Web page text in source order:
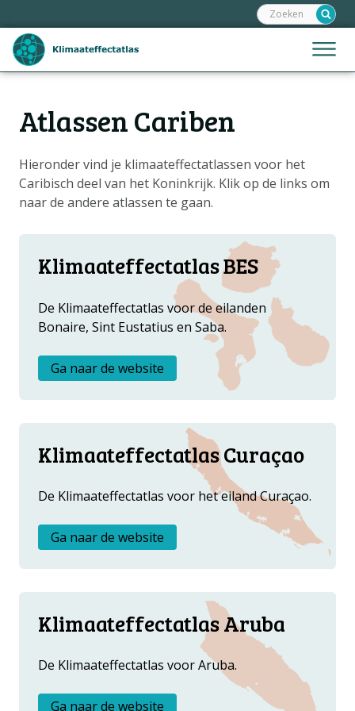
links
over
Spring
inhoud
naar
de
navigatie
Jump
to
Menu
Zoeken:
Atlassen Cariben
Hieronder vind je klimaateffectatlassen voor het
Caribisch deel van het Koninkrijk. Klik op de links om
naar de andere atlassen te gaan.
Klimaateffectatlas BES
De Klimaateffectatlas voor de eilanden
Bonaire, Sint Eustatius en Saba.
Ga naar de website
Klimaateffectatlas Curaçao
De Klimaateffectatlas voor het eiland Curaçao.
Ga naar de website
Klimaateffectatlas Aruba
De Klimaateffectatlas voor Aruba.
Ga naar de website
HoofdnavigatieHOME
KAARTVERHALEN
KLIMAATSCENARIO'S
DATA OPVRAGEN
MetanavigatieOVER ONS
FAQ
REGIONALE DATA
ATLASSEN CARIBEN